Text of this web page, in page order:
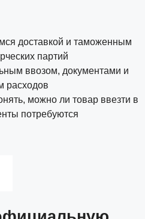
доставкой и таможенным
партий
ввозом, документами и
расходов
можно ли товар ввезти в
потребуются